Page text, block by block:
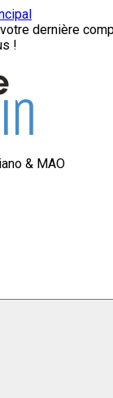
dernière
!
& MAO